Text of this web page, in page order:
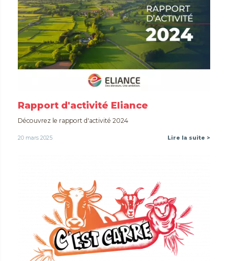
Rapport d'activité Eliance
Découvrez le rapport d'activité 2024
20 mars 2025 Lire la suite >